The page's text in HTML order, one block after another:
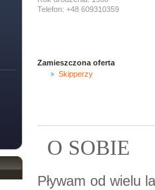
Telefon: +48 609310359
Zamieszczona oferta
Skipperzy
O SOBIE
Pływam od wielu